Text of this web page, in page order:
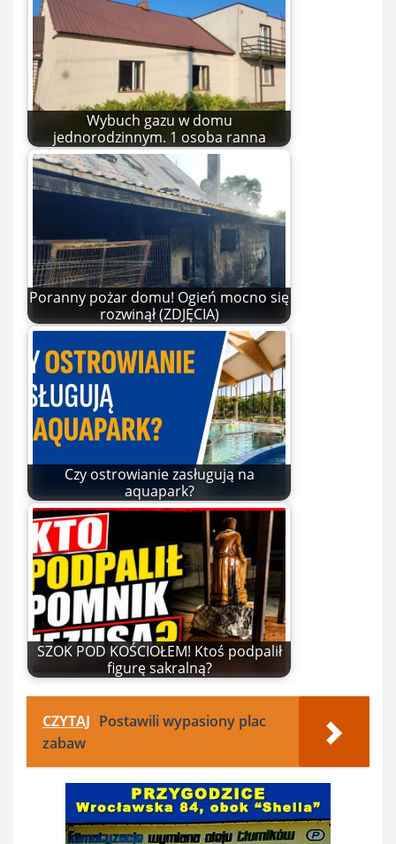
Wybuch gazu w domu
jednorodzinnym. 1 osoba ranna
Poranny pożar domu! Ogień mocno się
rozwinął (ZDJĘCIA)
Czy ostrowianie zasługują na
aquapark?
SZOK POD KOŚCIOŁEM! Ktoś podpalił
figurę sakralną?
CZYTAJ Postawili wypasiony plac
zabaw